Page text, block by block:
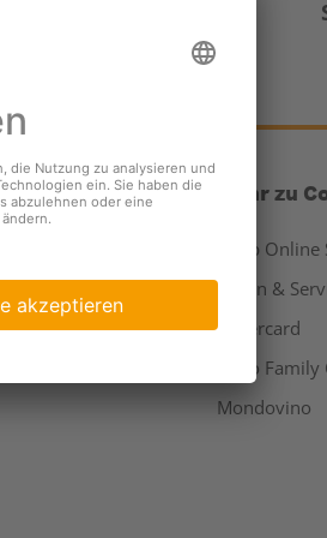
Mehr zu
Coop
Läden &
Supercard
Hello Family
Mondovino